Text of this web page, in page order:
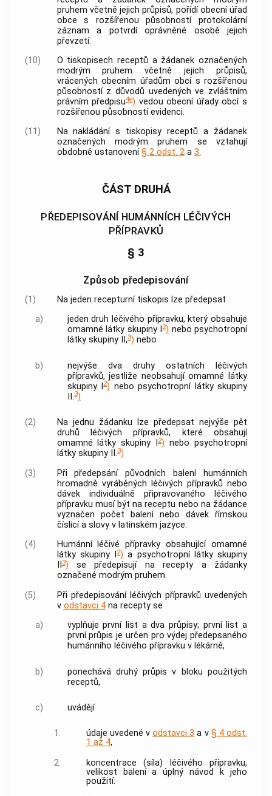
pruhem včetně jejich průpisů, pořídí obecní úřad
obce s rozšířenou působností protokolární
záznam a potvrdí oprávněné osobě jejich
převzetí.
(10)
O tiskopisech receptů a žádanek označených
modrým pruhem včetně jejich průpisů,
vrácených obecním úřadům obcís rozšířenou
působností z důvodů uvedených ve zvláštním
právním předpisu4e) vedou obecní úřadyobcís
rozšířenou působností evidenci.
(11)
Na nakládání s tiskopisy receptů a žádanek
označených modrým pruhem se vztahují
obdobně ustanovení§ 2 odst. 2a 3.
ČÁST DRUHÁ
PŘEDEPISOVÁNÍ HUMÁNNÍCH LÉČIVÝCH
PŘÍPRAVKŮ
§ 3
Způsob předepisování
(1)
Na jeden recepturní tiskopis lze předepsat
a)
jeden druh léčivého přípravku, který obsahuje
omamné látky skupiny I2) nebo psychotropní
látkyskupiny II,3) nebo
b) nejvýše dva druhy ostatních
léčivých
přípravků, jestliže neobsahují omamné látky
skupiny I2) nebo psychotropní látky skupiny
II.3)
(2)
Na jednu žádanku lze předepsat nejvýše pět
druhů
léčivých přípravků, které obsahují
omamné
látky skupiny I2) nebo psychotropní
látkyskupiny II.3)
(3)
Při předepsání původních balení humánních
hromadně vyráběných léčivých přípravků nebo
dávek individuálně připravovaného
léčivého
přípravku musí být na receptu nebo na žádance
vyznačen počet balení nebo dávek římskou
číslicí a slovy v latinském jazyce.
(4)
Humánní léčivé přípravky obsahující omamné
látky skupiny I
2) a psychotropní látky skupiny
II3) se předepisují na recepty a žádanky
označené modrým pruhem.
(5)
Při předepisování léčivých přípravků uvedených
v odstavci 4na recepty se
a)
vyplňuje první list a dva průpisy; první list a
první průpis je určen pro výdej předepsaného
humánního léčivého přípravku v lékárně,
b)
ponechává druhý průpis v bloku použitých
receptů,
c) uvádějí
1. údaje uvedené vodstavci 3 a v § 4 odst.
1 až 4,
2.
koncentrace (síla) léčivého přípravku,
velikost balení a úplný návod k jeho
použití.